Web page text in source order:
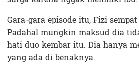
Gara-gara episode itu, Fizi
Padahal mungkin maksud dia
hati duo kembar itu. Dia hanya
yang ada di benaknya.